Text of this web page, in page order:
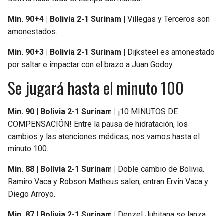
Min. 90+4 | Bolivia 2-1 Surinam |
Villegas y Terceros son
amonestados.
Min. 90+3 | Bolivia 2-1 Surinam |
Dijksteel es amonestado
por saltar e impactar con el brazo a Juan Godoy.
Se jugará hasta el minuto 100
Min. 90 | Bolivia 2-1 Surinam |
¡10 MINUTOS DE
COMPENSACIÓN! Entre la pausa de hidratación, los
cambios y las atenciones médicas, nos vamos hasta el
minuto 100.
Min. 88 | Bolivia 2-1 Surinam |
Doble cambio de Bolivia.
Ramiro Vaca y Robson Matheus salen, entran Ervin Vaca y
Diego Arroyo.